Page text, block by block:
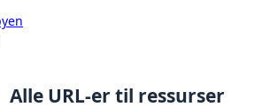
Alle URL-er til ressurser